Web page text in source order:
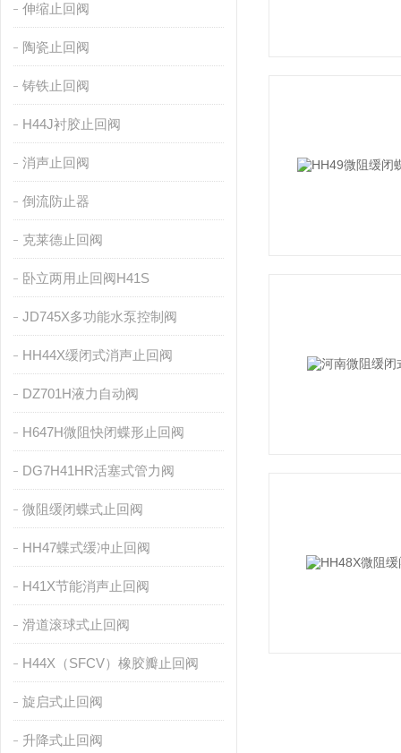
伸缩止回阀
陶瓷止回阀
铸铁止回阀
H44J衬胶止回阀
消声止回阀
倒流防止器
克莱德止回阀
卧立两用止回阀H41S
JD745X多功能水泵控制阀
HH44X缓闭式消声止回阀
DZ701H液力自动阀
H647H微阻快闭蝶形止回阀
DG7H41HR活塞式管力阀
微阻缓闭蝶式止回阀
HH47蝶式缓冲止回阀
H41X节能消声止回阀
滑道滚球式止回阀
H44X（SFCV）橡胶瓣止回阀
旋启式止回阀
升降式止回阀